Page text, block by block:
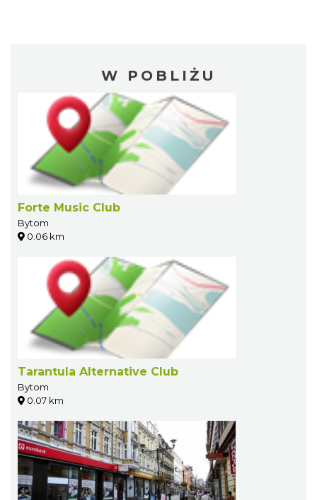
W POBLIŻU
Forte Music Club
Bytom
0.06 km
Tarantula Alternative Club
Bytom
0.07 km